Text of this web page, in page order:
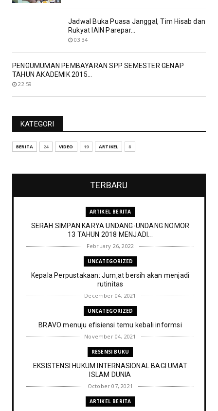
Jadwal Buka Puasa Janggal, Tim Hisab dan
Rukyat IAIN Parepar...
03.34
PENGUMUMAN PEMBAYARAN SPP SEMESTER GENAP
TAHUN AKADEMIK 2015...
22.59
KATEGORI
BERITA 24 VIDEO 19 ARTIKEL 8
TERBARU
ARTIKEL BERITA
SERAH SIMPAN KARYA UNDANG-UNDANG NOMOR
13 TAHUN 2018 MENJADI...
February 26, 2022
UNCATEGORIZED
Kepala Perpustakaan: Jum,at bersih akan menjadi
rutinitas
December 04, 2021
UNCATEGORIZED
BRAVO menuju efisiensi temu kebali informsi
November 04, 2021
RESENSI BUKU
EKSISTENSI HUKUM INTERNASIONAL BAGI UMAT
ISLAM DUNIA
October 07, 2021
ARTIKEL BERITA